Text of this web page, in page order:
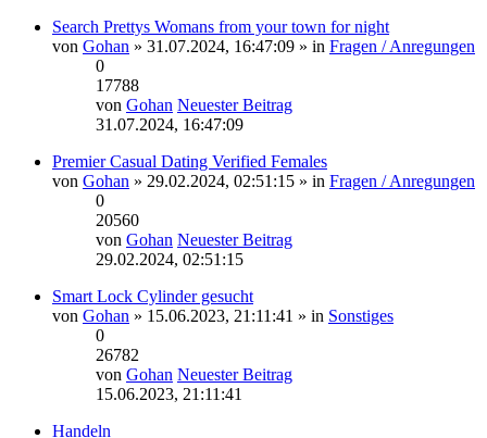
Search Prettys Womans from your town for night
von Gohan » 31.07.2024, 16:47:09 » in Fragen / Anregungen
0
17788
von Gohan Neuester Beitrag
31.07.2024, 16:47:09
Premier Сasual Dating Verified Females
von Gohan » 29.02.2024, 02:51:15 » in Fragen / Anregungen
0
20560
von Gohan Neuester Beitrag
29.02.2024, 02:51:15
Smart Lock Cylinder gesucht
von Gohan » 15.06.2023, 21:11:41 » in Sonstiges
0
26782
von Gohan Neuester Beitrag
15.06.2023, 21:11:41
Handeln